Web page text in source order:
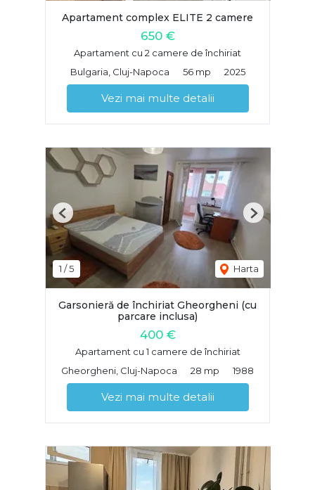
Apartament complex ELITE 2 camere
650 €
Apartament cu 2 camere de închiriat
Bulgaria, Cluj-Napoca
56 mp 2025
Vezi mai multe detalii
1 /5 Harta
Previous Next
Garsonieră de închiriat Gheorgheni (cu
parcare inclusa)
400 €
Apartament cu 1 camere de închiriat
Gheorgheni, Cluj-Napoca
28 mp 1988
Vezi mai multe detalii